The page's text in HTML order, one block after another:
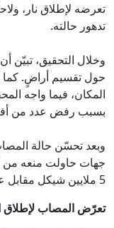
تعرضه لإطلاق نار،
تدهور حالته.
وخلال التحقيق، تبيّن
حول تقسيم أراضٍ. كما
المكان، فيما واجه
بسبب رفض عدد من
وبعد تحسّن حالة
جهات حاولت منعه من
5 ملايين شيكل مقابل عدم تقديم شكوى.
تعرّض المصاب لإطلاق